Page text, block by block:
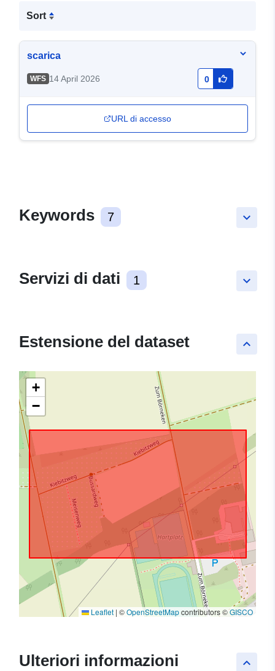
Sort
scarica
WFS 14 April 2026 0
URL di accesso
keyboard_arrow_down
Keywords 7
keyboard_arrow_down
Servizi di dati 1
keyboard_arrow_up
Estensione del dataset
+
−
Leaflet | ©OpenStreetMapcontributors ©GISCO
keyboard_arrow_up
Ulteriori informazioni